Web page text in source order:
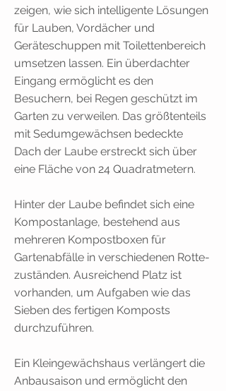
zeigen, wie sich intelligente Lösungen
für Lauben, Vordächer und
Geräteschuppen mit Toilettenbereich
umsetzen lassen. Ein überdachter
Eingang ermöglicht es den
Besuchern, bei Regen geschützt im
Garten zu verweilen. Das größtenteils
mit Sedumgewächsen bedeckte
Dach der Laube erstreckt sich über
eine Fläche von 24 Quadratmetern.
Hinter der Laube befindet sich eine
Kompostanlage, bestehend aus
mehreren Kompostboxen für
Gartenabfälle in verschiedenen Rotte-
zuständen. Ausreichend Platz ist
vorhanden, um Aufgaben wie das
Sieben des fertigen Komposts
durchzuführen.
Ein Kleingewächshaus verlängert die
Anbausaison und ermöglicht den